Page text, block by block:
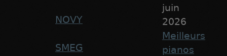
NOVY
SMEG
juin
2026
Meilleurs
pianos